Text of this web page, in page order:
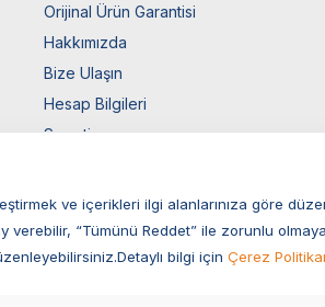
Orijinal Ürün Garantisi
Hakkımızda
Bize Ulaşın
Hesap Bilgileri
Sepetim
Müşteri Hizmetleri
ve içerikleri ilgi alanlarınıza göre
verebilir, “Tümünü Reddet” ile zorunlu
bilgi için Çerez